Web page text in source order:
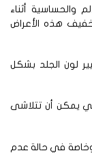
أثناء
هذه الأعراض
لون الجلد بشكل
يمكن أن تتلاشى
في حالة عدم